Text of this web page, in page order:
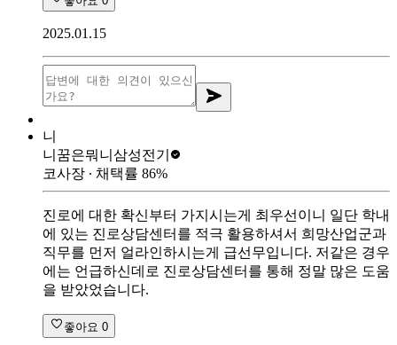
2025.01.15
니
니꿈은뭐니 삼성전기
코사장 ∙ 채택률 86%
진로에 대한 확신부터 가지시는게 최우선이니 일단 학내
에 있는 진로상담센터를 적극 활용하셔서 희망산업군과
직무를 먼저 얼라인하시는게 급선무입니다. 저같은 경우
에는 언급하신데로 진로상담센터를 통해 정말 많은 도움
을 받았었습니다.
좋아요 0